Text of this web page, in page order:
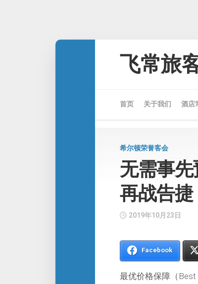
飞常旅
首页 关于我们 酒店
希尔顿荣誉客会
无需事
再战告捷
2019年10月23日
Facebook
最优价格保障（Best